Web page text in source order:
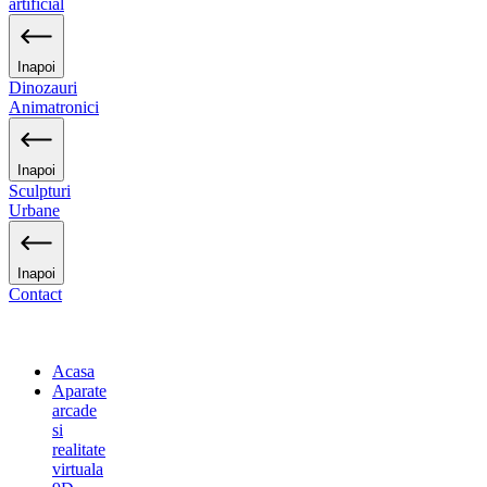
artificial
Inapoi
Dinozauri
Animatronici
Inapoi
Sculpturi
Urbane
Inapoi
Contact
Acasa
Aparate
arcade
si
realitate
virtuala